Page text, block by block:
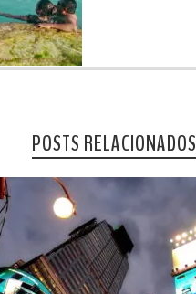
POSTS RELACIONADOS